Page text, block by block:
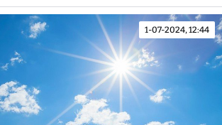
1-07-2024, 12:44